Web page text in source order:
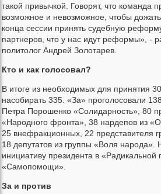
такой привычкой. Говорят, что команда
возможное и невозможное, чтобы
конца сессии принять судебную
партнеров, что у нас идут реформы», -
политолог Андрей Золотарев.
Кто и как голосовал?
В итоге из необходимых для принятия
насобирать 335. «За» проголосовали
Петра Порошенко «Солидарность», 80
«Народного фронта», 38 нардепов из
25 внефракционных, 22 представителя
18 депутатов из группы «Воля народа».
инициативу президента в «Радикальной
«Самопомощи».
За и против